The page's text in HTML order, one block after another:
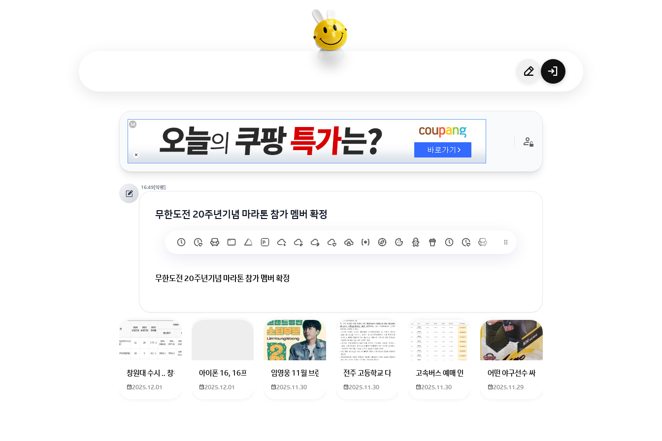
16:49[익명]
무한도전 20주년기념 마라톤 참가 멤버 확정
무한도전 20주년기념 마라톤 참가 멤버 확정
회원가입 혹은 광고 [X]를 누르면 내용이 보입니다
창원대 수시 .. 창원대를 목표로 하고 있는 09년생입니다 지금 제 내신이 5등급제 기준으로
2025.12.01
아이폰 16, 16프로 케이스 호환 가능한가요? 16을 쓰고 있는데 일반형은 케이스가 많이 없고 프로형은 많아서
2025.12.01
임영웅 11월 브랜드평판 순위 알고싶어요 임영웅 11월 브랜드평판에서 스타부문에서의 임영웅 순위 알고싶어요
2025.11.30
전주 고등학교 다자녀 제가 2027학년도 고등학교 입학생인데요 지망하는 학교가 전주 한일고인데 1. 다자녀
2025.11.30
고속버스 예매 인천공항에서 대전으로 가는 버스를 이용하려하는데 버스 노선이 인천
2025.11.30
어떤 야구선수 싸인일까요? 제가 옛날에 롯데 자이언츠 선수
2025.11.29